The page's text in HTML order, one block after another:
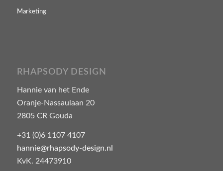
Marketing
RHAPSODY DESIGN
Hannie van het Ende
Oranje-Nassaulaan 20
2805 CR Gouda
+31 (0)6 1107 4107
hannie@rhapsody-design.nl
KvK. 24473910